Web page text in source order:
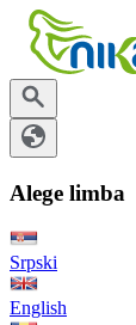
Alege limba
Srpski
English